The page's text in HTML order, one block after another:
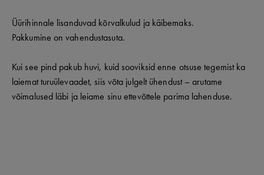
Üürihinnale lisanduvad kõrvalkulud ja käibemaks.
Pakkumine on vahendustasuta.
Kui see pind pakub huvi, kuid sooviksid enne otsuse tegemist ka
laiemat turuülevaadet, siis võta julgelt ühendust – arutame
võimalused läbi ja leiame sinu ettevõttele parima lahenduse.